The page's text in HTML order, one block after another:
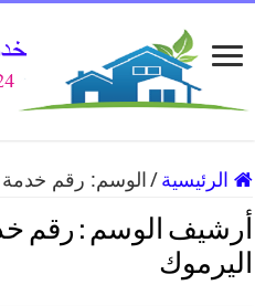
الرئيسية / الوسم: رقم خدمة
أرشيف الوسم : رقم
اليرموك